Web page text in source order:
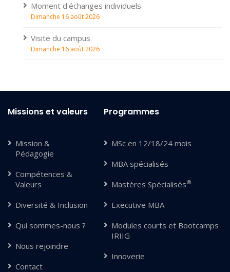
Moment d'échanges individuels
Dimanche 16 août 2026
Visite du campus
Dimanche 16 août 2026
Missions et valeurs
Mission &
Pédagogie
Compétences &
Valeurs
Diversité & Inclusion
Qui sommes-nous ?
Nous rejoindre
Contact
Programmes
MSc en 12/18/24 mois
MBA spécialisés
Mastères Spécialisés®
Executive MBA
Modules courts et Bootcamps
IRIIG
Innoverie